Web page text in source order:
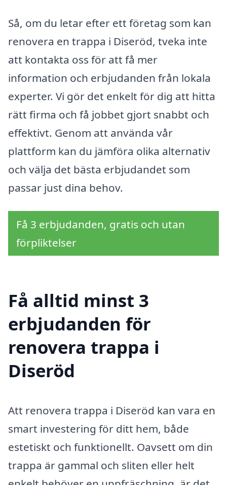
Så, om du letar efter ett företag som kan
renovera en trappa i Diseröd, tveka inte
att kontakta oss för att få mer
information och erbjudanden från lokala
experter. Vi gör det enkelt för dig att hitta
rätt firma och få jobbet gjort snabbt och
effektivt. Genom att använda vår
plattform kan du jämföra olika alternativ
och välja det bästa erbjudandet som
passar just dina behov.
Få 3 erbjudanden, gratis och utan
förpliktelser
Få alltid minst 3
erbjudanden för
renovera trappa i
Diseröd
Att renovera trappa i Diseröd kan vara en
smart investering för ditt hem, både
estetiskt och funktionellt. Oavsett om din
trappa är gammal och sliten eller helt